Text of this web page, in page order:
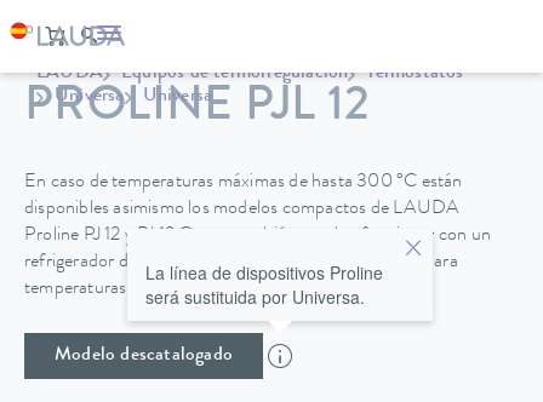
LAUDA Equipos de termorregulación
Termostatos
Universa
Universa
PROLINE PJL 12
En caso de temperaturas máximas de hasta 300 °C están
disponibles asimismo los modelos compactos de LAUDA
Proline PJ 12 y PJ 12 C, que también pueden funcionar con un
refrigerador de recirculación LAUDA especialmente para
temperaturas de hasta -40 °C.
Modelo descatalogado
La línea de dispositivos Proline
será sustituida por Universa.